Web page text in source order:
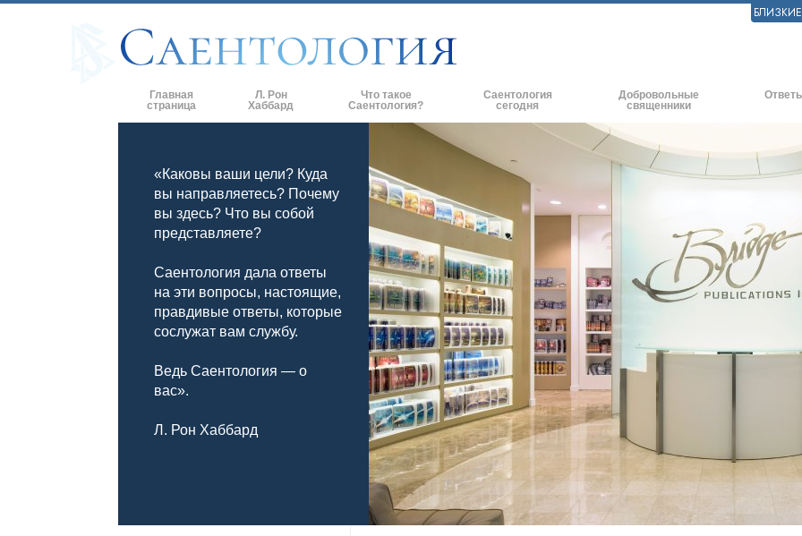
Главная
страница
Л. Рон
Хаббард
Что такое
Саентология?
Верования и практики
Саентологические принципы и
кодексы
Что саентологи говорят о
Саентологии
Познакомьтесь с саентологом
Внутри церкви
Основные принципы Саентологии
Введение в Дианетику
Любовь и ненависть.
Что такое величие?
Саентология
сегодня
Саентологические церкви
Новые саентологические церкви
Продвинутые организации
Наземная база Флага
«Фривиндз»
Распространение Саентологии по
всему миру
Дэвид Мицкевич - Духовный лидер
саентологической религии
Добровольные
священники
Эффективное оказание помощи
Помощь в чрезвычайных ситуациях
По всему миру
Истоки и
Внутри
«Каковы ваши цели? Куда
вы направляетесь? Почему
вы здесь? Что вы собой
представляете?
Саентология дала ответы
на эти вопросы, настоящие,
правдивые ответы, которые
сослужат вам службу.
Ведь Саентология — о
вас».
Л. Рон Хаббард